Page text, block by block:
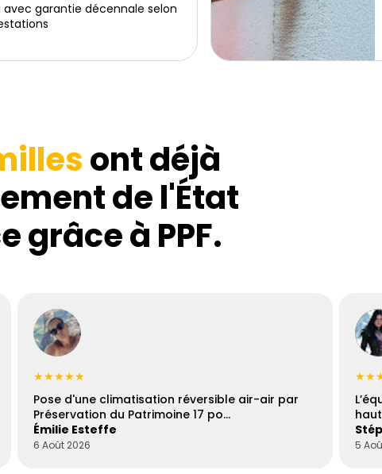
avec garantie décennale selon
ont déjà
de l'État
grâce à PPF.
★★★★★
Pose d'une climatisation réversible air-air par
Préservation du Patrimoine 17 po…
Émilie Esteffe
6 Août 2026 5